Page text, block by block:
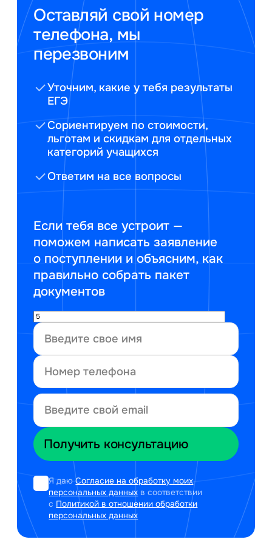
Оставляй свой номер
телефона, мы
перезвоним
Уточним, какие у тебя результаты
ЕГЭ
Сориентируем по стоимости,
льготам и скидкам для отдельных
категорий учащихся
Ответим на все вопросы
Если тебя все устроит —
поможем написать заявление
о поступлении и объясним, как
правильно собрать пакет
документов
Я даюСогласие на обработку моих
персональных данных в соответствии
с Политикой в отношении обработки
персональных данных